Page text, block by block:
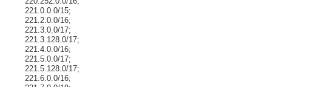
221.0.0.0/15;
221.2.0.0/16;
221.3.0.0/17;
221.3.128.0/17;
221.4.0.0/16;
221.5.0.0/17;
221.5.128.0/17;
221.6.0.0/16;